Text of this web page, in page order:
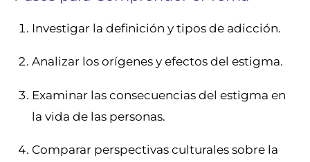
Investigar la definición y tipos de adicción.
Analizar los orígenes y efectos del estigma.
Examinar las consecuencias del estigma en
la vida de las personas.
Comparar perspectivas culturales sobre la